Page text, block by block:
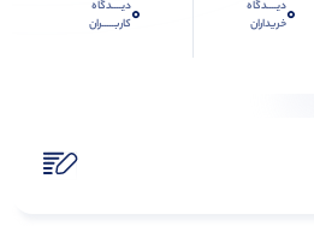
0دیــــدگاه
خریداران
0دیــــدگاه
کاربـــــران